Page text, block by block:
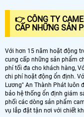
👉 CÔNG TY
CẤP NHỮNG SẢN
Với hơn 15 năm hoặt động
cung cấp những sản phẩm
phí tối đa cho khách hàng,
chi phí hoặt động ổn định.
Lương" An Thành Phát luôn
bảo hệ thống ổn định giám
phối các dòng sản phẩm
vụ lắp đặt tận nơi với chiết